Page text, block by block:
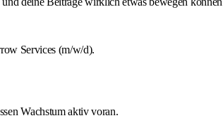
Services (m/w/d).
Wachstum aktiv voran.